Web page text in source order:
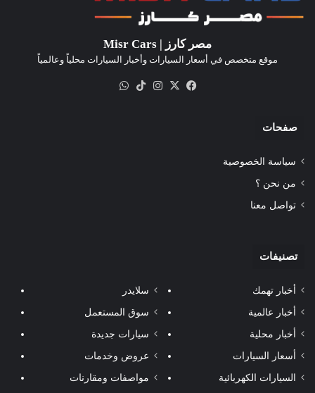
مصر كارز | Misr Cars
موقع متخصص في أسعار السيارات وأخبار السيارات محلياً وعالمياً
فيسبوك
‫X انستقرام‫TikTok
صفحات
سياسة الخصوصية
من نحن ؟
تواصل معنا
تصنيفات
أخبار تهمك
أخبار عالمية
أخبار محلية
أسعار السيارات
السيارات الكهربائية
سلايدر
سوق المستعمل
سيارات جديدة
عروض وخدمات
مواصفات ومقارنات